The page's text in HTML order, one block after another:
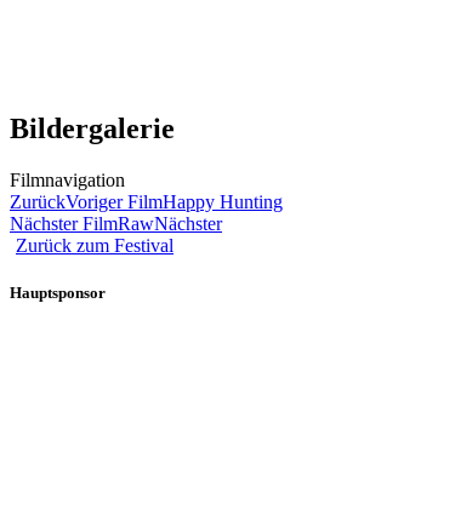
Bildergalerie
Filmnavigation
ZurückVoriger FilmHappy Hunting
Nächster FilmRawNächster
Zurück zum Festival
Hauptsponsor